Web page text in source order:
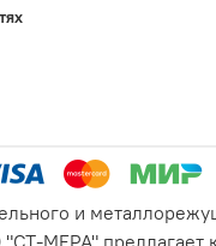
и